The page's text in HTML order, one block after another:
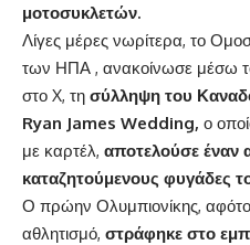
μοτοσυκλετών.
Λίγες μέρες νωρίτερα, το
των ΗΠΑ , ανακοίνωσε μέσω
στο X, τη σύλληψη του
Ryan James Wedding, ο
με καρτέλ, αποτελούσε έναν
καταζητούμενους φυγάδες
Ο πρώην Ολυμπιονίκης,
αθλητισμό, στράφηκε στο